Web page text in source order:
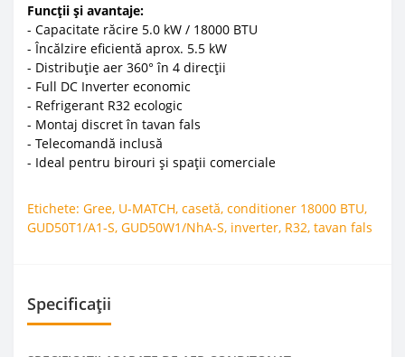
Funcții și avantaje:
- Capacitate răcire 5.0 kW / 18000 BTU
- Încălzire eficientă aprox. 5.5 kW
- Distribuție aer 360° în 4 direcții
- Full DC Inverter economic
- Refrigerant R32 ecologic
- Montaj discret în tavan fals
- Telecomandă inclusă
- Ideal pentru birouri și spații comerciale
Etichete: Gree, U-MATCH, casetă, conditioner 18000 BTU,
GUD50T1/A1-S, GUD50W1/NhA-S, inverter, R32, tavan fals
Specificații